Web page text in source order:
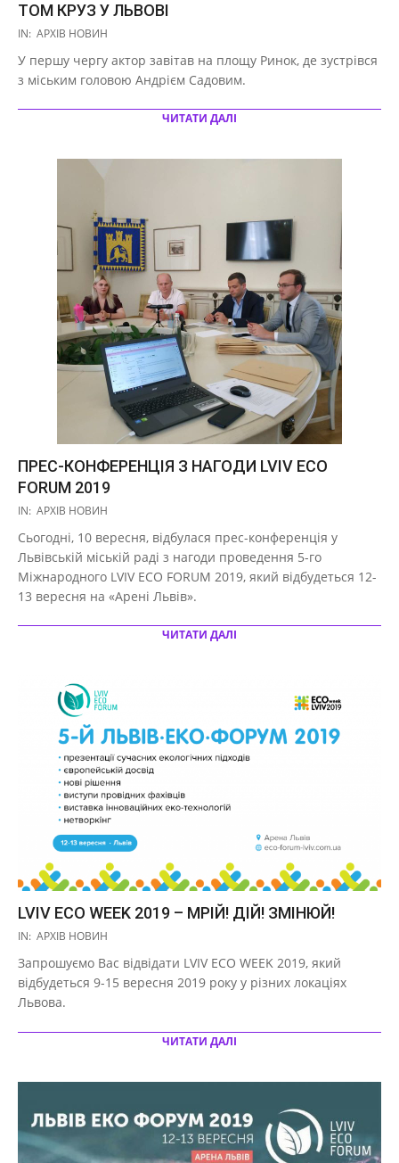
ТОМ КРУЗ У ЛЬВОВІ
2019-
02
IN: АРХІВ НОВИН
У першу чергу актор завітав на площу Ринок, де зустрівся
з міським головою Андрієм Садовим.
ЧИТАТИ ДАЛІ
ПРЕС-КОНФЕРЕНЦІЯ З НАГОДИ LVIV ECO
FORUM 2019
2019-
10
IN: АРХІВ НОВИН
Сьогодні, 10 вересня, відбулася прес-конференція у
Львівській міській раді з нагоди проведення 5-го
Міжнародного LVIV ECO FORUM 2019, який відбудеться 12-
13 вересня на «Арені Львів».
ЧИТАТИ ДАЛІ
LVIV ECO WEEK 2019 – МРІЙ! ДІЙ! ЗМІНЮЙ!
2019-
10
IN: АРХІВ НОВИН
Запрошуємо Вас відвідати LVIV ECO WEEK 2019, який
відбудеться 9-15 вересня 2019 року у різних локаціях
Львова.
ЧИТАТИ ДАЛІ